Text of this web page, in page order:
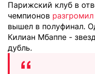
Парижский клуб в
чемпионов разгромил
вышел в полуфинал.
Килиан Мбаппе -
дубль.